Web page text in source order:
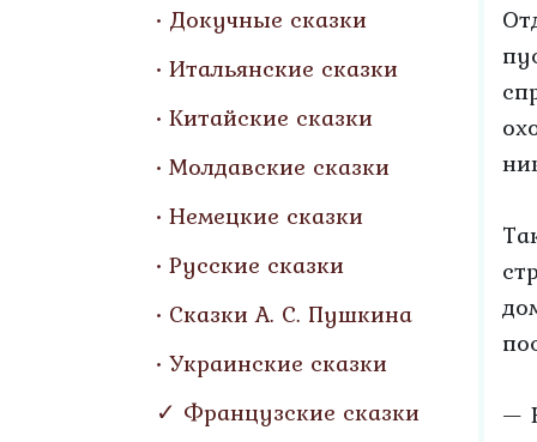
Докучные сказки
Итальянские сказки
Китайские сказки
Молдавские сказки
Немецкие сказки
Русские сказки
Сказки А. С. Пушкина
Украинские сказки
Французские сказки
—